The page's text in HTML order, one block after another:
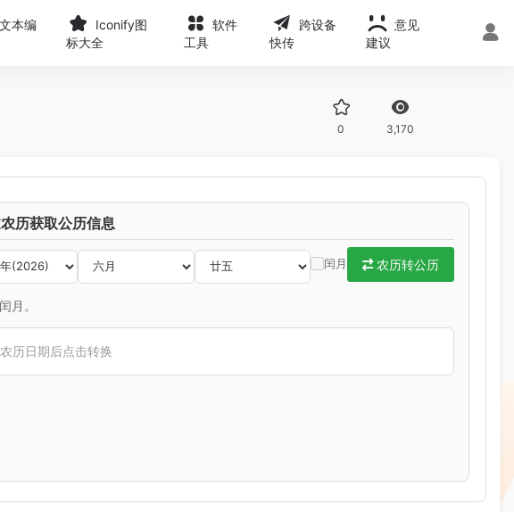
文本编
Iconify图
标大全
软件
工具
跨设备
快传
意见
建议
0 3,170
历获取公历信息
闰月 农历转公历
月。
历日期后点击转换